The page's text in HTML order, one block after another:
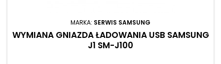
MARKA: SERWIS SAMSUNG
WYMIANA GNIAZDA ŁADOWANIA USB SAMSUNG
J1 SM-J100